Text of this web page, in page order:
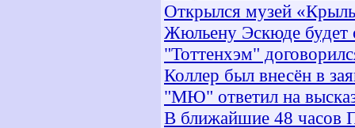
Открылся музей
Жюльену Эскюде будет
"Тоттенхэм"
Коллер был внесён в
"МЮ" ответил на
В ближайшие 48 часов